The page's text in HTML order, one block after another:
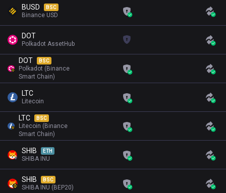
BUSD BSC
Binance USD
DOT
Polkadot AssetHub
DOT BSC
Polkadot (Binance
Smart Chain)
LTC
Litecoin
LTC BSC
Litecoin (Binance
Smart Chain)
SHIB ETH
SHIBA INU
SHIB BSC
SHIBA INU (BEP20)